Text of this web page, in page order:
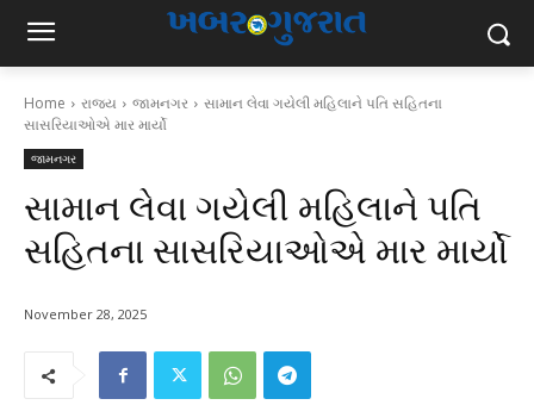
Home રાજ્ય જામનગર
સામાન લેવા ગયેલી મહિલાને પતિ સહિતના
સાસરિયાઓએ માર માર્યો
જામનગર
સામાન લેવા ગયેલી મહિલાને પતિ
સહિતના સાસરિયાઓએ માર માર્યો
November 28, 2025